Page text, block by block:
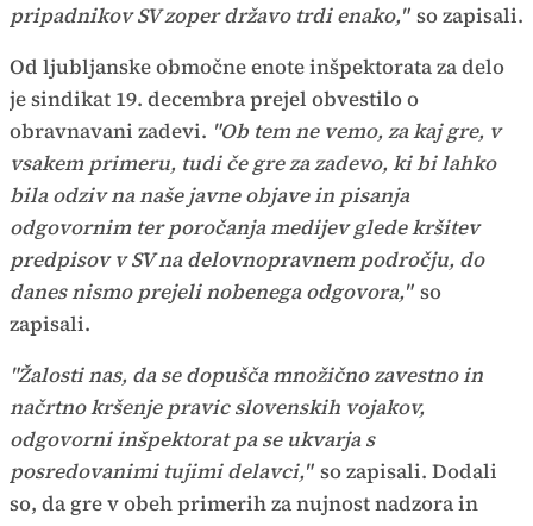
pripadnikov SV zoper državo trdi enako," so zapisali.
Od ljubljanske območne enote inšpektorata za delo
je sindikat 19. decembra prejel obvestilo o
obravnavani zadevi. "Ob tem ne vemo, za kaj gre, v
vsakem primeru, tudi če gre za zadevo, ki bi lahko
bila odziv na naše javne objave in pisanja
odgovornim ter poročanja medijev glede kršitev
predpisov v SV na delovnopravnem področju, do
danes nismo prejeli nobenega odgovora," so
zapisali.
"Žalosti nas, da se dopušča množično zavestno in
načrtno kršenje pravic slovenskih vojakov,
odgovorni inšpektorat pa se ukvarja s
posredovanimi tujimi delavci," so zapisali. Dodali
so, da gre v obeh primerih za nujnost nadzora in